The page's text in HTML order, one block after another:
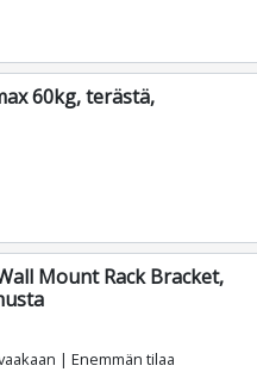
60kg, terästä,
Mount Rack Bracket,
| Enemmän tilaa